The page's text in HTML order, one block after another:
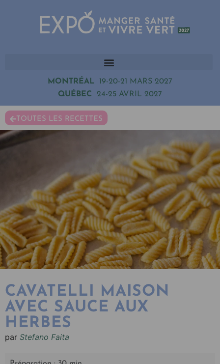
MONTRÉAL 19-20-21 MARS 2027
QUÉBEC 24-25 AVRIL 2027
TOUTES LES RECETTES
CAVATELLI MAISON
AVEC SAUCE AUX
HERBES
par Stefano Faita